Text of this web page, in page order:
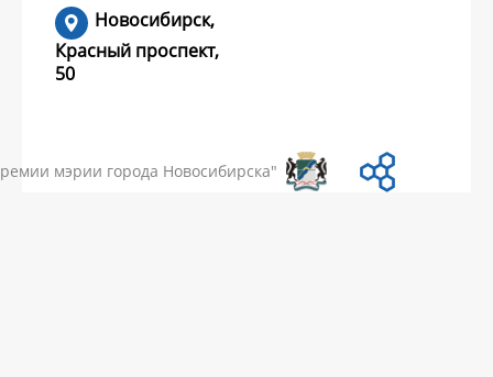
Новосибирск,
Красный проспект,
50
мэрии города Новосибирска"